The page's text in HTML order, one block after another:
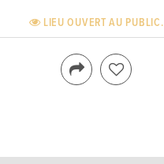
LIEU OUVERT AU PUBLIC.